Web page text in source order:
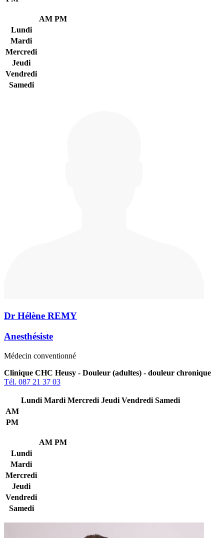
AM PM
Lundi
Mardi
Mercredi
Jeudi
Vendredi
Samedi
Dr Hélène REMY
Anesthésiste
Médecin conventionné
Clinique CHC Heusy - Douleur (adultes) - douleur chronique
Tél. 087 21 37 03
Lundi Mardi Mercredi Jeudi Vendredi Samedi
AM
PM
AM PM
Lundi
Mardi
Mercredi
Jeudi
Vendredi
Samedi